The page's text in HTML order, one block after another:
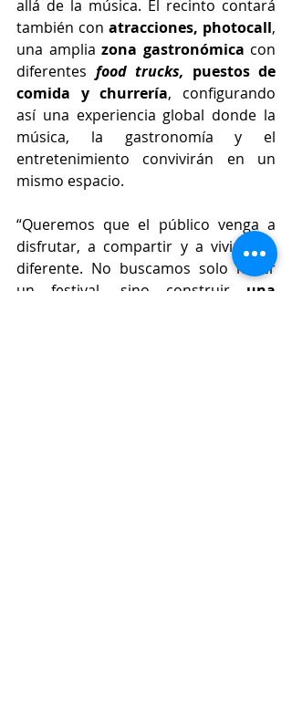
allá de la música. El recinto contará
también con atracciones, photocall,
una amplia zona gastronómica con
diferentes food trucks, puestos de
comida y churrería, configurando
así una experiencia global donde la
música, la gastronomía y el
entretenimiento convivirán en un
mismo espacio.
“Queremos que el público venga a
disfrutar, a compartir y a vivir algo
diferente. No buscamos solo hacer
un festival, sino construir una